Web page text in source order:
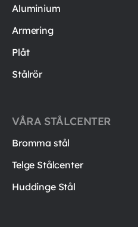
Aluminium
Armering
Plåt
Stålrör
VÅRA STÅLCENTER
Bromma stål
Telge Stålcenter
Huddinge Stål